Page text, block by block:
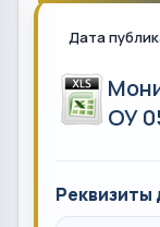
Дата
ОУ
Реквизиты